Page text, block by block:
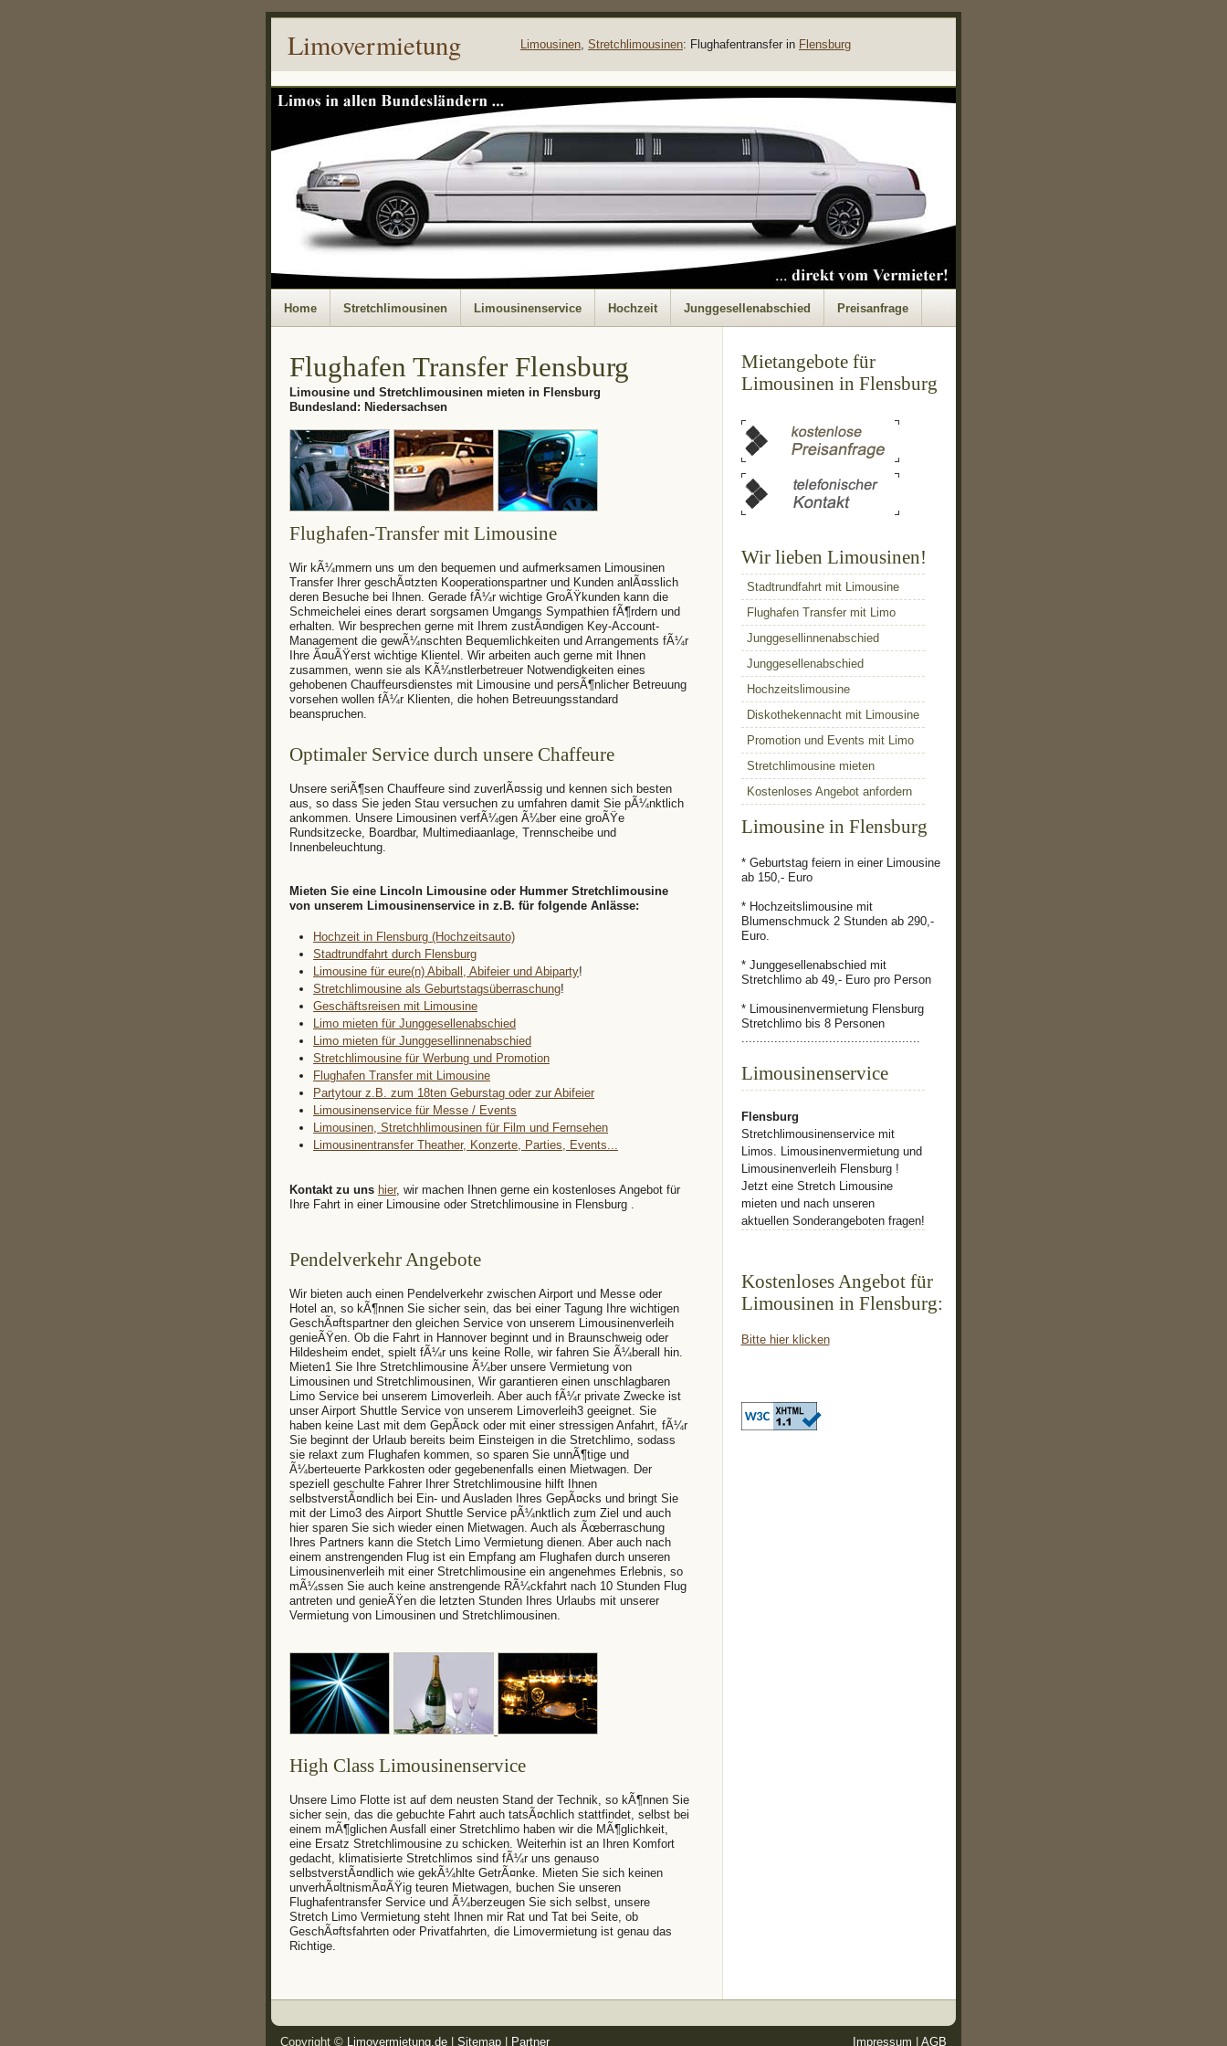
Limovermietung Limousinen, Stretchlimousinen: Flughafentransfer in Flensburg
Home Stretchlimousinen Limousinenservice Hochzeit Junggesellenabschied Preisanfrage
Flughafen Transfer Flensburg
Limousine und Stretchlimousinen mieten in Flensburg
Bundesland: Niedersachsen
Flughafen-Transfer mit Limousine
Wir kÃ¼mmern uns um den bequemen und aufmerksamen Limousinen
Transfer Ihrer geschÃ¤tzten Kooperationspartner und Kunden anlÃ¤sslich
deren Besuche bei Ihnen. Gerade fÃ¼r wichtige GroÃŸkunden kann die
Schmeichelei eines derart sorgsamen Umgangs Sympathien fÃ¶rdern und
erhalten. Wir besprechen gerne mit Ihrem zustÃ¤ndigen Key-Account-
Management die gewÃ¼nschten Bequemlichkeiten und Arrangements fÃ¼r
Ihre Ã¤uÃŸerst wichtige Klientel. Wir arbeiten auch gerne mit Ihnen
zusammen, wenn sie als KÃ¼nstlerbetreuer Notwendigkeiten eines
gehobenen Chauffeursdienstes mit Limousine und persÃ¶nlicher Betreuung
vorsehen wollen fÃ¼r Klienten, die hohen Betreuungsstandard
beanspruchen.
Optimaler Service durch unsere Chaffeure
Unsere seriÃ¶sen Chauffeure sind zuverlÃ¤ssig und kennen sich besten
aus, so dass Sie jeden Stau versuchen zu umfahren damit Sie pÃ¼nktlich
ankommen. Unsere Limousinen verfÃ¼gen Ã¼ber eine groÃŸe
Rundsitzecke, Boardbar, Multimediaanlage, Trennscheibe und
Innenbeleuchtung.
Mieten Sie eine Lincoln Limousine oder Hummer Stretchlimousine
von unserem Limousinenservice in z.B. für folgende Anlässe:
Hochzeit in Flensburg (Hochzeitsauto)
Stadtrundfahrt durch Flensburg
Limousine für eure(n) Abiball, Abifeier und Abiparty!
Stretchlimousine als Geburtstagsüberraschung!
Geschäftsreisen mit Limousine
Limo mieten für Junggesellenabschied
Limo mieten für Junggesellinnenabschied
Stretchlimousine für Werbung und Promotion
Flughafen Transfer mit Limousine
Partytour z.B. zum 18ten Geburstag oder zur Abifeier
Limousinenservice für Messe / Events
Limousinen, Stretchhlimousinen für Film und Fernsehen
Limousinentransfer Theather, Konzerte, Parties, Events...
Kontakt zu uns hier, wir machen Ihnen gerne ein kostenloses Angebot für
Ihre Fahrt in einer Limousine oder Stretchlimousine in Flensburg .
Pendelverkehr Angebote
Wir bieten auch einen Pendelverkehr zwischen Airport und Messe oder
Hotel an, so kÃ¶nnen Sie sicher sein, das bei einer Tagung Ihre wichtigen
GeschÃ¤ftspartner den gleichen Service von unserem Limousinenverleih
genieÃŸen. Ob die Fahrt in Hannover beginnt und in Braunschweig oder
Hildesheim endet, spielt fÃ¼r uns keine Rolle, wir fahren Sie Ã¼berall hin.
Mieten1 Sie Ihre Stretchlimousine Ã¼ber unsere Vermietung von
Limousinen und Stretchlimousinen, Wir garantieren einen unschlagbaren
Limo Service bei unserem Limoverleih. Aber auch fÃ¼r private Zwecke ist
unser Airport Shuttle Service von unserem Limoverleih3 geeignet. Sie
haben keine Last mit dem GepÃ¤ck oder mit einer stressigen Anfahrt, fÃ¼r
Sie beginnt der Urlaub bereits beim Einsteigen in die Stretchlimo, sodass
sie relaxt zum Flughafen kommen, so sparen Sie unnÃ¶tige und
Ã¼berteuerte Parkkosten oder gegebenenfalls einen Mietwagen. Der
speziell geschulte Fahrer Ihrer Stretchlimousine hilft Ihnen
selbstverstÃ¤ndlich bei Ein- und Ausladen Ihres GepÃ¤cks und bringt Sie
mit der Limo3 des Airport Shuttle Service pÃ¼nktlich zum Ziel und auch
hier sparen Sie sich wieder einen Mietwagen. Auch als Ãœberraschung
Ihres Partners kann die Stetch Limo Vermietung dienen. Aber auch nach
einem anstrengenden Flug ist ein Empfang am Flughafen durch unseren
Limousinenverleih mit einer Stretchlimousine ein angenehmes Erlebnis, so
mÃ¼ssen Sie auch keine anstrengende RÃ¼ckfahrt nach 10 Stunden Flug
antreten und genieÃŸen die letzten Stunden Ihres Urlaubs mit unserer
Vermietung von Limousinen und Stretchlimousinen.
High Class Limousinenservice
Unsere Limo Flotte ist auf dem neusten Stand der Technik, so kÃ¶nnen Sie
sicher sein, das die gebuchte Fahrt auch tatsÃ¤chlich stattfindet, selbst bei
einem mÃ¶glichen Ausfall einer Stretchlimo haben wir die MÃ¶glichkeit,
eine Ersatz Stretchlimousine zu schicken. Weiterhin ist an Ihren Komfort
gedacht, klimatisierte Stretchlimos sind fÃ¼r uns genauso
selbstverstÃ¤ndlich wie gekÃ¼hlte GetrÃ¤nke. Mieten Sie sich keinen
unverhÃ¤ltnismÃ¤ÃŸig teuren Mietwagen, buchen Sie unseren
Flughafentransfer Service und Ã¼berzeugen Sie sich selbst, unsere
Stretch Limo Vermietung steht Ihnen mir Rat und Tat bei Seite, ob
GeschÃ¤ftsfahrten oder Privatfahrten, die Limovermietung ist genau das
Richtige.
Mietangebote für
Limousinen in Flensburg
Wir lieben Limousinen!
Stadtrundfahrt mit Limousine
Flughafen Transfer mit Limo
Junggesellinnenabschied
Junggesellenabschied
Hochzeitslimousine
Diskothekennacht mit Limousine
Promotion und Events mit Limo
Stretchlimousine mieten
Kostenloses Angebot anfordern
Limousine in Flensburg
* Geburtstag feiern in einer Limousine
ab 150,- Euro
* Hochzeitslimousine mit
Blumenschmuck 2 Stunden ab 290,-
Euro.
* Junggesellenabschied mit
Stretchlimo ab 49,- Euro pro Person
* Limousinenvermietung Flensburg
Stretchlimo bis 8 Personen
.................................................
Limousinenservice
Flensburg
Stretchlimousinenservice mit
Limos. Limousinenvermietung und
Limousinenverleih Flensburg !
Jetzt eine Stretch Limousine
mieten und nach unseren
aktuellen Sonderangeboten fragen!
Kostenloses Angebot für
Limousinen in Flensburg:
Bitte hier klicken
Copyright © Limovermietung.de | Sitemap | Partner Impressum | AGB